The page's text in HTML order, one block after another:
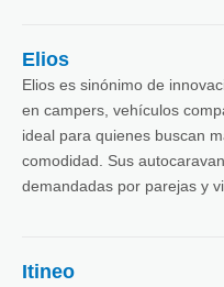
Elios
Elios es sinónimo de
en campers, vehículos
ideal para quienes buscan
comodidad. Sus
demandadas por parejas y
Itineo